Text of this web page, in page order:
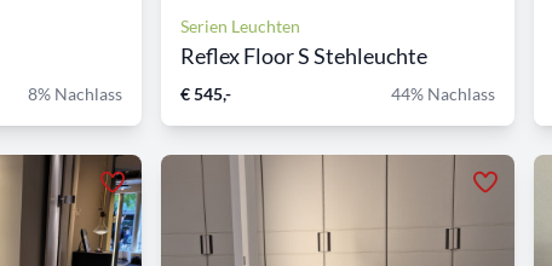
8% Nachlass
Serien Leuchten
Reflex Floor S Stehleuchte
€ 545,- 44% Nachlass